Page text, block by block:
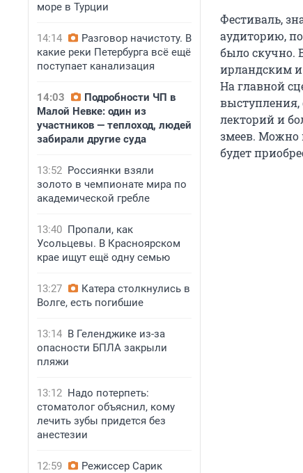
море в Турции
14:14
Разговор начистоту. В
какие реки Петербурга всё ещё
поступает канализация
14:03
Подробности ЧП в
Малой Невке: один из
участников — теплоход, людей
забирали другие суда
13:52 Россиянки взяли
золото в чемпионате мира по
академической гребле
13:40 Пропали, как
Усольцевы. В Красноярском
крае ищут ещё одну семью
13:27
Катера столкнулись в
Волге, есть погибшие
13:14 В Геленджике из-за
опасности БПЛА закрыли
пляжи
13:12 Надо потерпеть:
стоматолог объяснил, кому
лечить зубы придется без
анестезии
12:59
Режиссер Сарик
Фестиваль,
аудиторию,
было скучно.
ирландским и
На главной
лекторий и
змеев. Можно
будет